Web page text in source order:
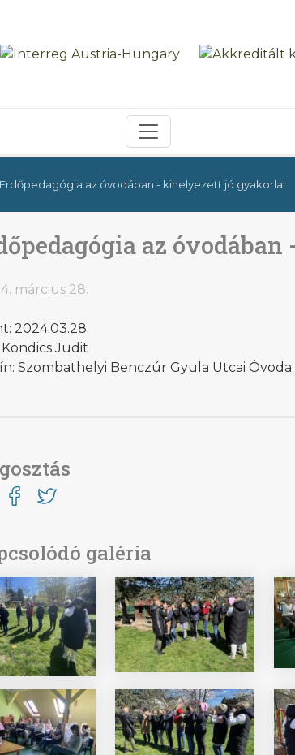
Erdőpedagógia az óvodában - kihelyezett jó gyakorlat
az
március 28.
2024.03.28.
Kondics Judit
Szombathelyi Benczúr Gyula Utcai Óvoda
galéria